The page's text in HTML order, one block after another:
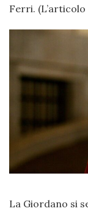
Ferri.
La Giordano si